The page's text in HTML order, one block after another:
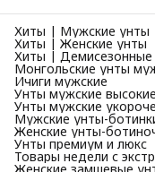
Хиты | Мужские унты
Хиты | Женские унты
Хиты | Демисезонные
Монгольские унты
Ичиги мужские
Унты мужские высокие
Унты мужские
Мужские унты-
Женские унты-
Унты премиум и люкс
Товары недели с